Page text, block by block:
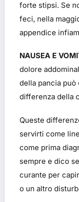
forte stipsi. Se
feci, nella
appendice
NAUSEA E
dolore
della pancia può
differenza della
Queste
servirti come
come prima
sempre e dico
curante per
o un altro